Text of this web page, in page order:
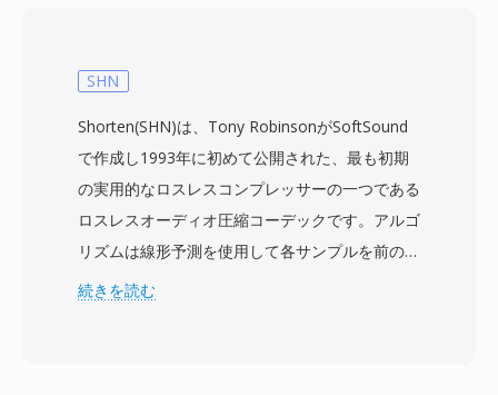
SHN
Shorten(SHN)は、Tony RobinsonがSoftSound
で作成し1993年に初めて公開された、最も初期
の実用的なロスレスコンプレッサーの一つである
ロスレスオーディオ圧縮コーデックです。アルゴ
リズムは線形予測を使用して各サンプルを前のサ
ンプルから推定し、残差をHuffmanまたは
続きを読む